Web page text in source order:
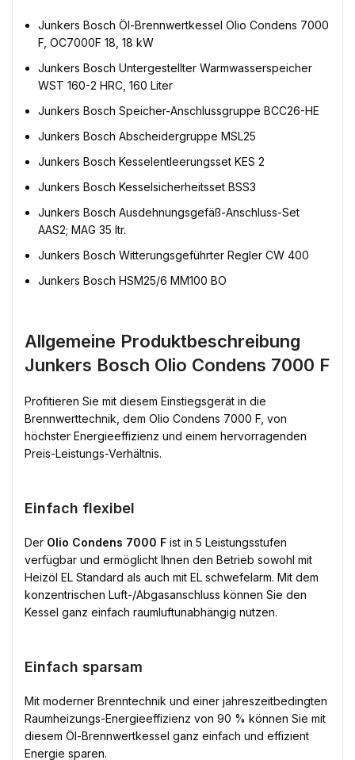
Junkers Bosch Öl-Brennwertkessel Olio Condens 7000
F, OC7000F 18, 18 kW
Junkers Bosch Untergestellter Warmwasserspeicher
WST 160-2 HRC, 160 Liter
Junkers Bosch Speicher-Anschlussgruppe BCC26-HE
Junkers Bosch Abscheidergruppe MSL25
Junkers Bosch Kesselentleerungsset KES 2
Junkers Bosch Kesselsicherheitsset BSS3
Junkers Bosch Ausdehnungsgefäß-Anschluss-Set
AAS2; MAG 35 ltr.
Junkers Bosch Witterungsgeführter Regler CW 400
Junkers Bosch HSM25/6 MM100 BO
Allgemeine Produktbeschreibung
Junkers Bosch Olio Condens 7000 F
Profitieren Sie mit diesem Einstiegsgerät in die
Brennwerttechnik, dem Olio Condens 7000 F, von
höchster Energieeffizienz und einem hervorragenden
Preis-Leistungs-Verhältnis.
Einfach flexibel
Der Olio Condens 7000 F ist in 5 Leistungsstufen
verfügbar und ermöglicht Ihnen den Betrieb sowohl mit
Heizöl EL Standard als auch mit EL schwefelarm. Mit dem
konzentrischen Luft-/Abgasanschluss können Sie den
Kessel ganz einfach raumluftunabhängig nutzen.
Einfach sparsam
Mit moderner Brenntechnik und einer jahreszeitbedingten
Raumheizungs-Energieeffizienz von 90 % können Sie mit
diesem Öl-Brennwertkessel ganz einfach und effizient
Energie sparen.